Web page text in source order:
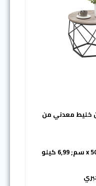
خليط معدني من
– ابعاد المنتج: 50,04 x 50,04 x 39,88 سم; 6,99 كيلو